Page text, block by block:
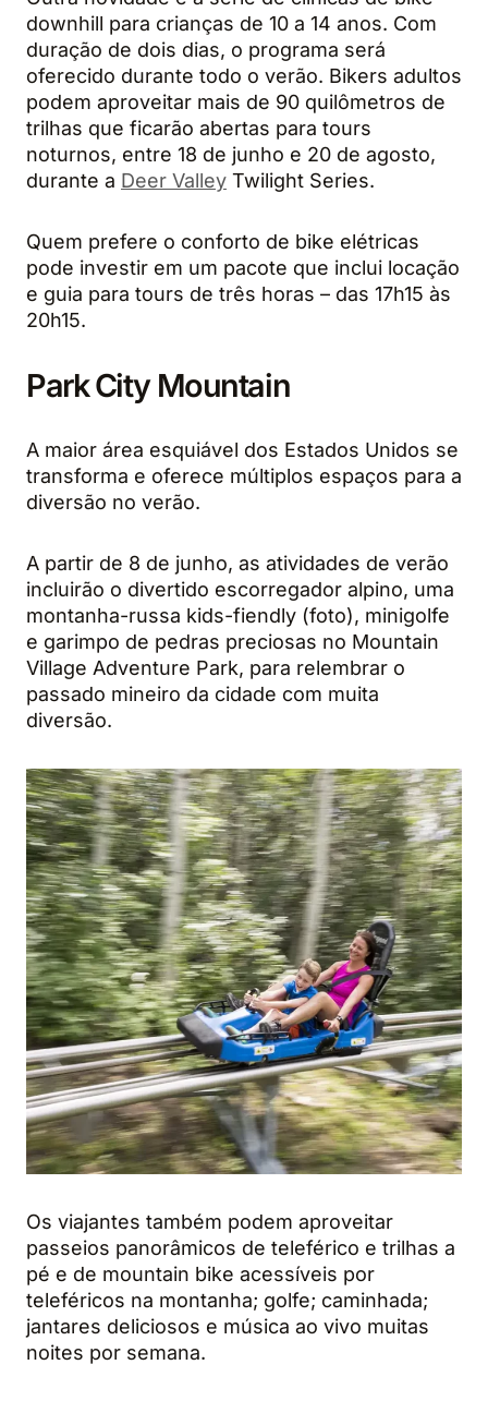
downhill para crianças de 10 a 14 anos. Com
duração de dois dias, o programa será
oferecido durante todo o verão. Bikers adultos
podem aproveitar mais de 90 quilômetros de
trilhas que ficarão abertas para tours
noturnos, entre 18 de junho e 20 de agosto,
durante a Deer Valley Twilight Series.
Quem prefere o conforto de bike elétricas
pode investir em um pacote que inclui locação
e guia para tours de três horas – das 17h15 às
20h15.
Park City Mountain
A maior área esquiável dos Estados Unidos se
transforma e oferece múltiplos espaços para a
diversão no verão.
A partir de 8 de junho, as atividades de verão
incluirão o divertido escorregador alpino, uma
montanha-russa kids-fiendly (foto), minigolfe
e garimpo de pedras preciosas no Mountain
Village Adventure Park, para relembrar o
passado mineiro da cidade com muita
diversão.
Os viajantes também podem aproveitar
passeios panorâmicos de teleférico e trilhas a
pé e de mountain bike acessíveis por
teleféricos na montanha; golfe; caminhada;
jantares deliciosos e música ao vivo muitas
noites por semana.